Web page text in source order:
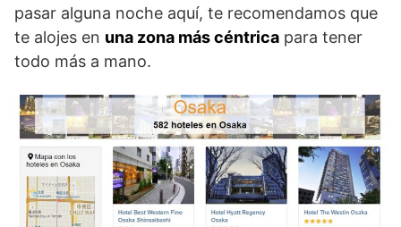
pasar alguna noche aquí, te recomendamos que
te alojes en una zona más céntrica para tener
todo más a mano.